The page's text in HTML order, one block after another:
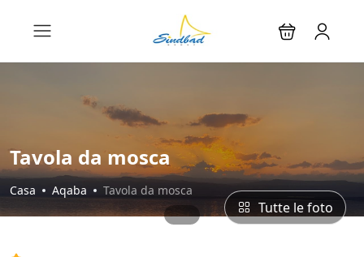
Tavola da mosca
Casa Aqaba Tavola da mosca
Tutte le foto